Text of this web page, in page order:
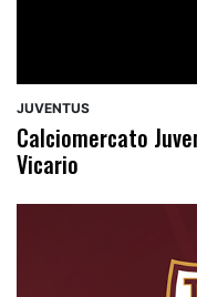
JUVENTUS
Calciomercato
Vicario